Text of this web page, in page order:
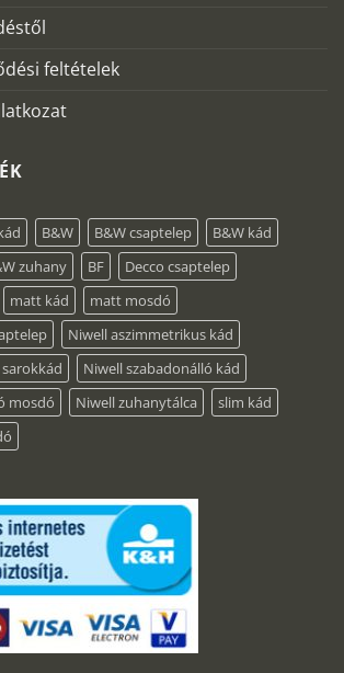
feltételek
B&W B&W csaptelep
B&W kád
zuhany BF
Decco csaptelep
matt kád
matt mosdó
Niwell aszimmetrikus kád
Niwell szabadonálló kád
mosdó
Niwell zuhanytálca
slim kád